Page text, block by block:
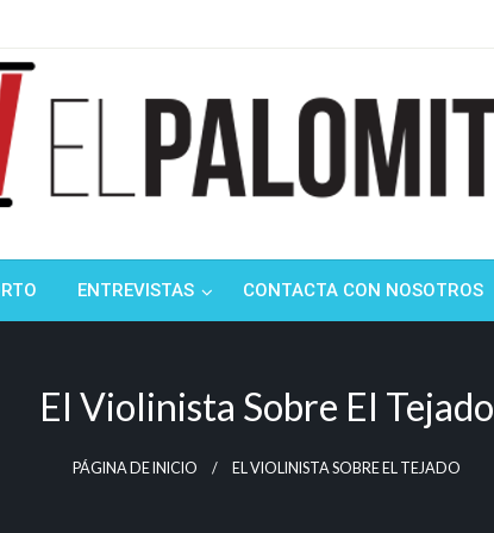
ENTREVISTAS CONTACTA CON NOSOTROS
El Violinista Sobre El Tejado
PÁGINA DE INICIO EL VIOLINISTA SOBRE EL TEJADO